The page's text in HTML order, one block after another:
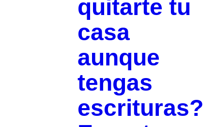
quitarte tu
casa
aunque
tengas
escrituras?